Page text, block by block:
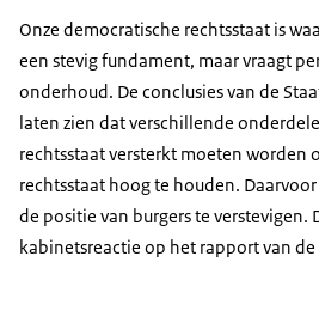
Onze democratische rechtsstaat is
een stevig fundament, maar vraagt
onderhoud. De conclusies van de
laten zien dat verschillende
rechtsstaat versterkt moeten worden
rechtsstaat hoog te houden.
de positie van burgers te verstevigen.
kabinetsreactie op het rapport van de